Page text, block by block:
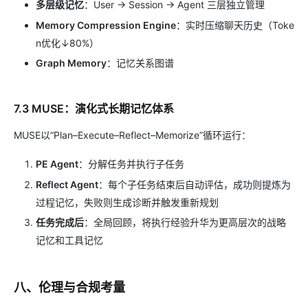
多层级记忆：User → Session → Agent 三层独立管理
Memory Compression Engine：实时压缩聊天历史（Toke
n优化↓80%）
Graph Memory：记忆关系图谱
7.3 MUSE：演化式长期记忆体系
MUSE以“Plan–Execute–Reflect–Memorize”循环运行：
PE Agent：分解任务并执行子任务
Reflect Agent：每个子任务结束后自动评估，成功则提炼为
过程记忆，失败则生成诊断并触发重新规划
任务完成后：全局回顾，将执行经验升华为更高层次的战略
记忆和工具记忆
八、伦理与合规考量